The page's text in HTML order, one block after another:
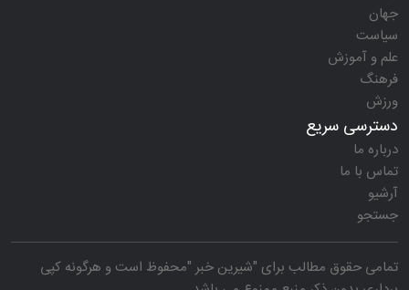
جهان
سیاست
علم و آموزش
فرهنگ
ورزش
دسترسی سریع
درباره ما
تماس با ما
آرشیو
جستجو
تمامی حقوق مطالب برای "شیرین خبر"محفوظ است و هرگونه کپی